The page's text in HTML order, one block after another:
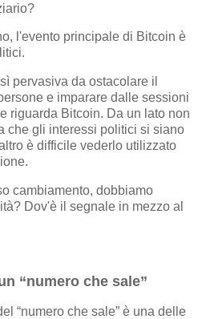
l'evento principale di Bitcoin è
pervasiva da ostacolare il
e imparare dalle sessioni
riguarda Bitcoin. Da un lato non
che gli interessi politici si siano
è difficile vederlo utilizzato
cambiamento, dobbiamo
Dov'è il segnale in mezzo al
“numero che sale”
“numero che sale” è una delle